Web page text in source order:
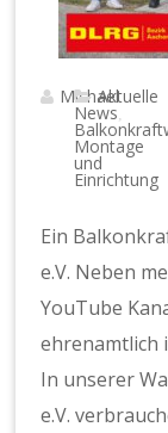
MichaelAktuelle
News
Montage
und
Einrichtung
Ein
e.V. Neben
YouTube
ehrenamtlich
In unserer
e.V.